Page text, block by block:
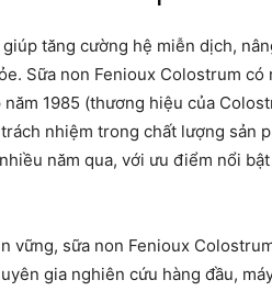
tăng cường hệ miễn dịch,
Sữa non Fenioux Colostrum có
1985 (thương hiệu của
nhiệm trong chất lượng sản
năm qua, với ưu điểm nổi
vững, sữa non Fenioux
gia nghiên cứu hàng đầu,